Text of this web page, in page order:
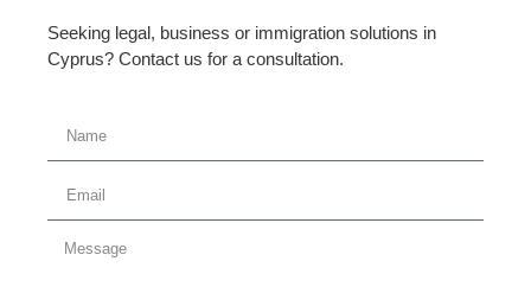
Seeking legal, business or immigration solutions in
Cyprus? Contact us for a consultation.